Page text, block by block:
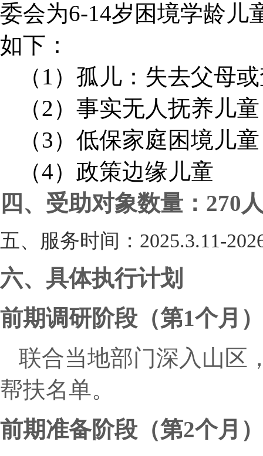
委会为6-14岁困境学龄儿
如下：
（1）孤儿：失去父母
（2）事实无人抚养儿童
（3）低保家庭困境儿童
（4）政策边缘儿童
四、 受助对象数量：270
五、服务时间：2025.3.11-
六、 具体执行计划
前期调研阶段（第1个月）
联合当地部门深入山区
帮扶名单。
前期准备阶段（第2个月）